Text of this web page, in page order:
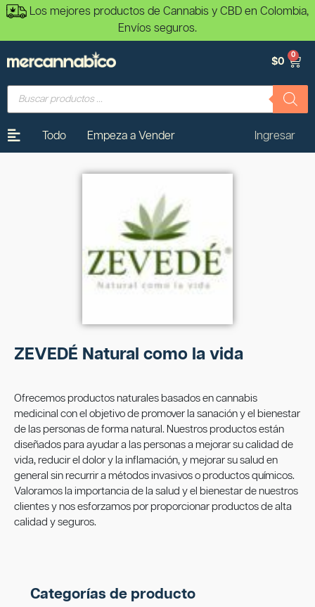
Los mejores productos de Cannabis y CBD en Colombia,
Envíos seguros.
$0
0
Todo Empeza a Vender Ingresar
ZEVEDÉ Natural como la vida
Ofrecemos productos naturales basados en cannabis
medicinal con el objetivo de promover la sanación y el bienestar
de las personas de forma natural. Nuestros productos están
diseñados para ayudar a las personas a mejorar su calidad de
vida, reducir el dolor y la inflamación, y mejorar su salud en
general sin recurrir a métodos invasivos o productos químicos.
Valoramos la importancia de la salud y el bienestar de nuestros
clientes y nos esforzamos por proporcionar productos de alta
calidad y seguros.
Categorías de producto